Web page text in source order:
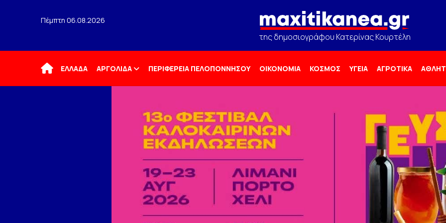
Πέμπτη 06.08.2026
της δημοσιογράφου Κατερίνας Κουρτέλη
ΑρχικήΕΛΛΑΔΑ ΑΡΓΟΛΙΔΑ ΠΕΡΙΦΕΡΕΙΑ ΠΕΛΟΠΟΝΝΗΣΟΥ ΟΙΚΟΝΟΜΙΑ ΚΟΣΜΟΣ ΥΓΕΙΑ ΑΓΡΟΤΙΚΑ